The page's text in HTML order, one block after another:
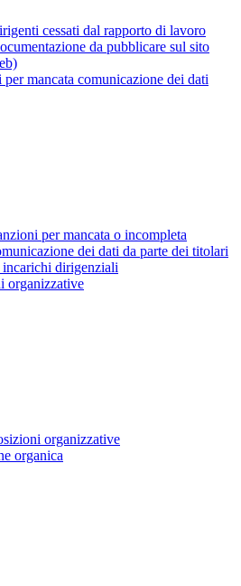
cessati dal rapporto di lavoro
da pubblicare sul sito
per mancata comunicazione dei dati
per mancata o incompleta
dei dati da parte dei titolari
dirigenziali
organizzative
organizzative
organica